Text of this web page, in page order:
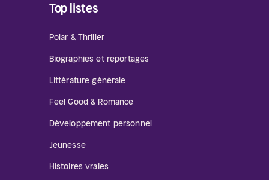
Top listes
Polar & Thriller
Biographies et reportages
Littérature générale
Feel Good & Romance
Développement personnel
Jeunesse
Histoires vraies